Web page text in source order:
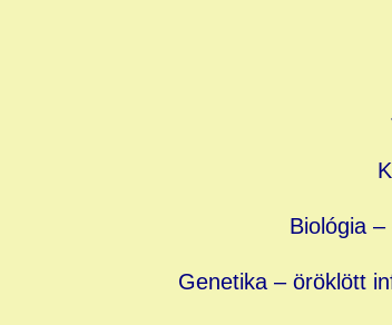
Biológia
Genetika – öröklött